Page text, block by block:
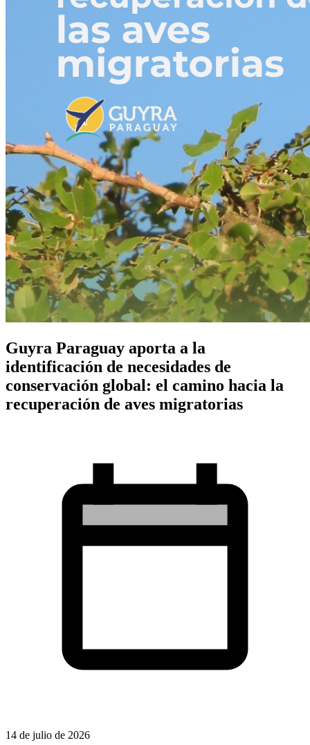
Guyra Paraguay aporta a la
identificación de necesidades de
conservación global: el camino hacia la
recuperación de aves migratorias
14 de julio de 2026